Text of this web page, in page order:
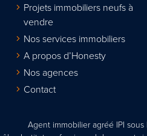
Projets immobiliers neufs à
vendre
Nos services immobiliers
A propos d’Honesty
Nos agences
Contact
Agent immobilier agréé IPI sous